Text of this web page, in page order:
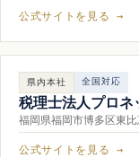
公式サイトを見る →
県内本社 全国対応
税理士法人プロネ
福岡県福岡市博多区東
公式サイトを見る →